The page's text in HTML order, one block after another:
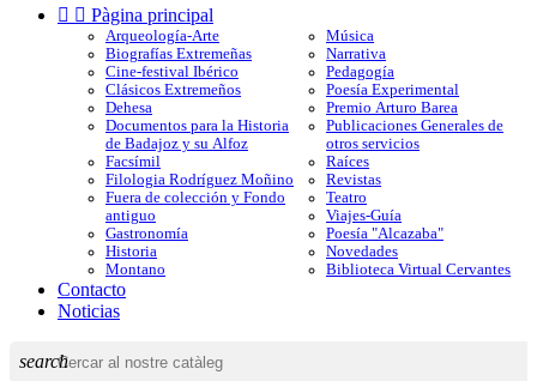
  Pàgina principal
Arqueología-Arte
Biografías Extremeñas
Cine-festival Ibérico
Clásicos Extremeños
Dehesa
Documentos para la Historia
de Badajoz y su Alfoz
Facsímil
Filologia Rodríguez Moñino
Fuera de colección y Fondo
antiguo
Gastronomía
Historia
Montano
Música
Narrativa
Pedagogía
Poesía Experimental
Premio Arturo Barea
Publicaciones Generales de
otros servicios
Raíces
Revistas
Teatro
Viajes-Guía
Poesía "Alcazaba"
Novedades
Biblioteca Virtual Cervantes
Contacto
Noticias
search